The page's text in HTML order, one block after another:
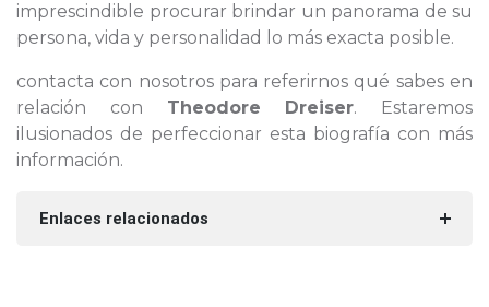
imprescindible procurar brindar un panorama de su
persona, vida y personalidad lo más exacta posible.
contacta con nosotros para referirnos qué sabes en
relación con Theodore Dreiser. Estaremos
ilusionados de perfeccionar esta biografía con más
información.
Enlaces relacionados